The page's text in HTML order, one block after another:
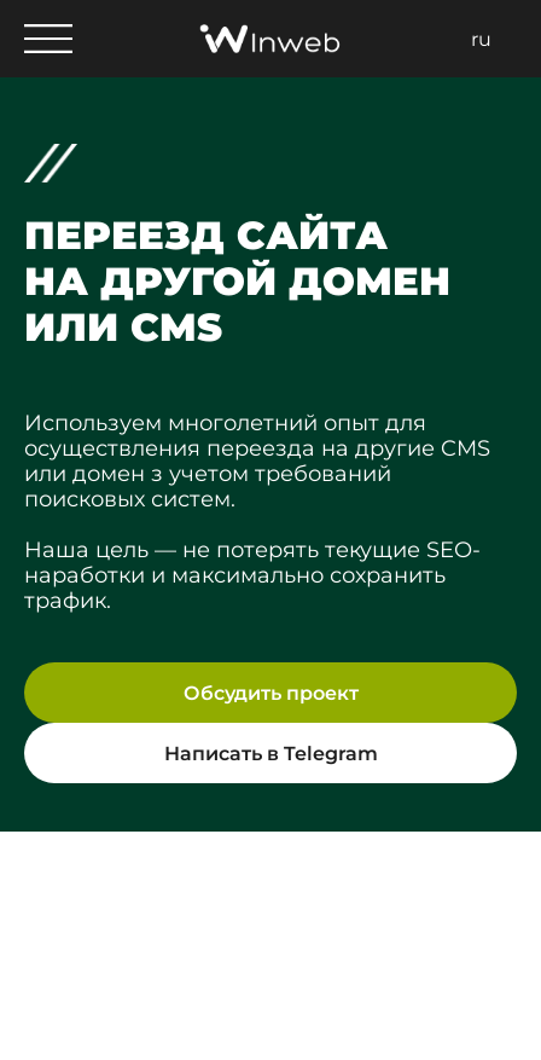
ru
ПЕРЕЕЗД САЙТА
НА ДРУГОЙ ДОМЕН
ИЛИ CMS
Используем многолетний опыт для
осуществления переезда на другие CMS
или домен з учетом требований
поисковых систем.
Наша цель — не потерять текущие SEO-
наработки и максимально сохранить
трафик.
Обсудить проект
Написать в Telegram